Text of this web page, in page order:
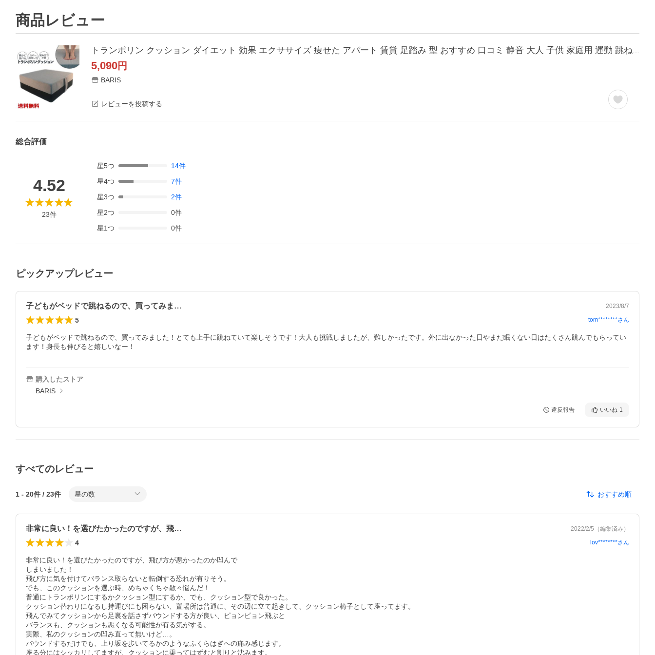
商品レビュー
5,090円
BARIS
レビューを投稿する
総合評価
4.52
23件
星5つ 14件
星4つ 7件
星3つ 2件
星2つ 0件
星1つ 0件
ピックアップレビュー
子どもがベッドで跳ねるので、買ってみま… 2023/8/7
5 tom********さん
子どもがベッドで跳ねるので、買ってみました！とても上手に跳ねていて楽しそうです！大人も挑戦しましたが、難しかったです。外に出なかった日やまだ眠くない日はたくさん跳んでもらってい
ます！身長も伸びると嬉しいなー！
購入したストア
BARIS
違反報告 いいね 1
すべてのレビュー
1 - 20件 / 23件 星の数 おすすめ順
非常に良い！を選びたかったのですが、飛… 2022/2/5 （編集済み）
4 lov********さん
非常に良い！を選びたかったのですが、飛び方が悪かったのか凹んで
しまいました！
飛び方に気を付けてバランス取らないと転倒する恐れが有りそう。
でも、このクッションを選ぶ時、めちゃくちゃ散々悩んだ！
普通にトランポリンにするかクッション型にするか、でも、クッション型で良かった。
クッション替わりになるし持運びにも困らない、置場所は普通に、その辺に立て起きして、クッション椅子として座ってます。
飛んでみてクッションから足裏を話さずバウンドする方が良い、ピョンピョン飛ぶと
バランスも、クッションも悪くなる可能性が有る気がする。
実際、私のクッションの凹み直って無いけど…。
バウンドするだけでも、上り坂を歩いてるかのようなふくらはぎへの痛み感じます。
座る分にはシッカリしてますが、クッションに乗ってはずむと割りと沈みます。